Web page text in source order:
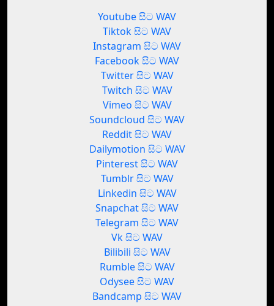
Youtube සිට WAV
Tiktok සිට WAV
Instagram සිට WAV
Facebook සිට WAV
Twitter සිට WAV
Twitch සිට WAV
Vimeo සිට WAV
Soundcloud සිට WAV
Reddit සිට WAV
Dailymotion සිට WAV
Pinterest සිට WAV
Tumblr සිට WAV
Linkedin සිට WAV
Snapchat සිට WAV
Telegram සිට WAV
Vk සිට WAV
Bilibili සිට WAV
Rumble සිට WAV
Odysee සිට WAV
Bandcamp සිට WAV